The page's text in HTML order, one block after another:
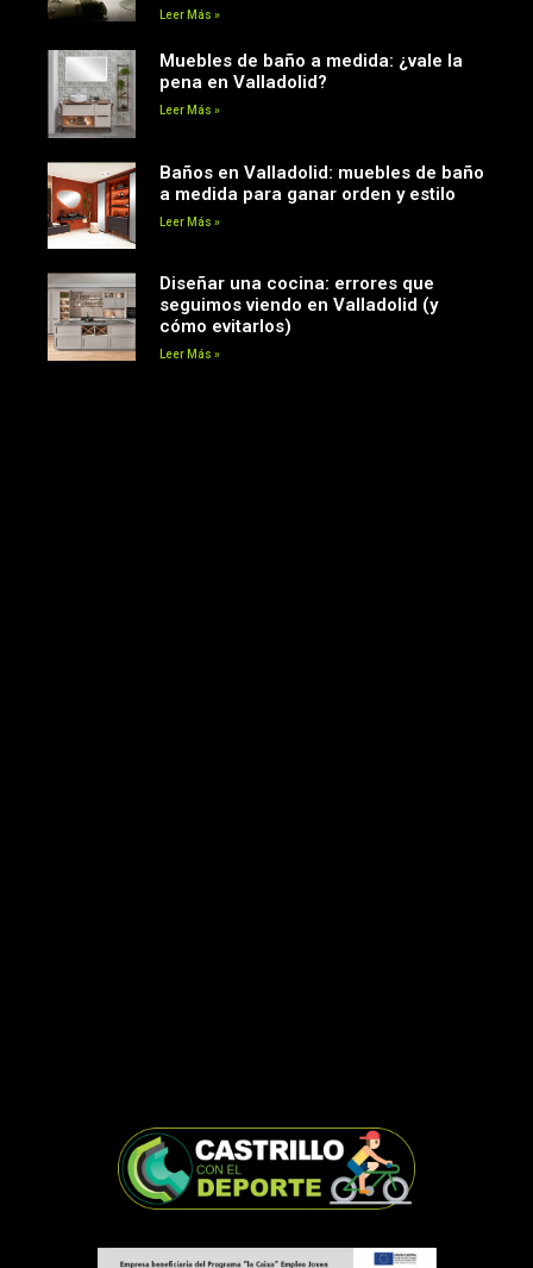
Leer Más »
Muebles de baño a medida: ¿vale la
pena en Valladolid?
Leer Más »
Baños en Valladolid: muebles de baño
a medida para ganar orden y estilo
Leer Más »
Diseñar una cocina: errores que
seguimos viendo en Valladolid (y
cómo evitarlos)
Leer Más »